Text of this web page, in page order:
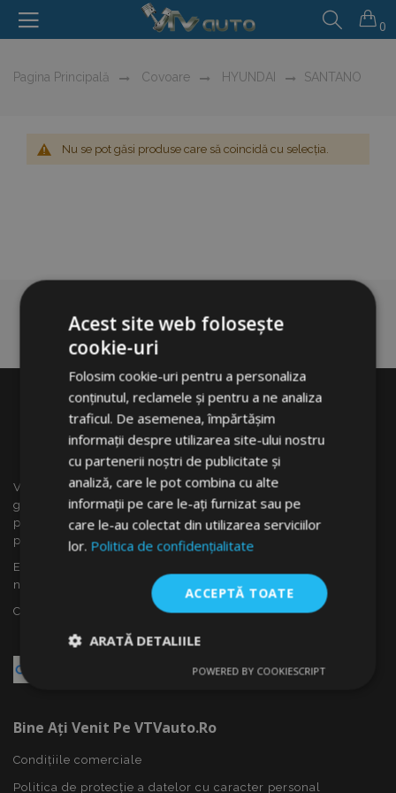
0
Pagina Principală Covoare HYUNDAI SANTANO
Nu se pot găsi produse care să coincidă cu selecția.
VTVauto este un vânzător cu amănuntul și distrubuitor en
gros al accesoriilor auto din Slovacia, cum ar fi: capace
pentru roti, deflectoare pentru geamuri(paravînturi), huse
pentru autoturisme, covorașe, huse și rame cromate ...
Ești interesat de dropshipping sau vrei să devii partenerul
nostru?
Contactează-ne azi!
Bine Ați Venit Pe VTVauto.ro
Condițiile comerciale
Politica de protecție a datelor cu caracter personal
Acest site web folosește
cookie-uri
Folosim cookie-uri pentru a personaliza
conținutul, reclamele și pentru a ne analiza
traficul. De asemenea, împărtășim
informații despre utilizarea site-ului nostru
cu partenerii noștri de publicitate și
analiză, care le pot combina cu alte
informații pe care le-ați furnizat sau pe
care le-au colectat din utilizarea serviciilor
lor. Politica de confidențialitate
ACCEPTĂ TOATE
ARATĂ DETALIILE
De
De
De funcţionalitate
POWERED BY COOKIESCRIPT